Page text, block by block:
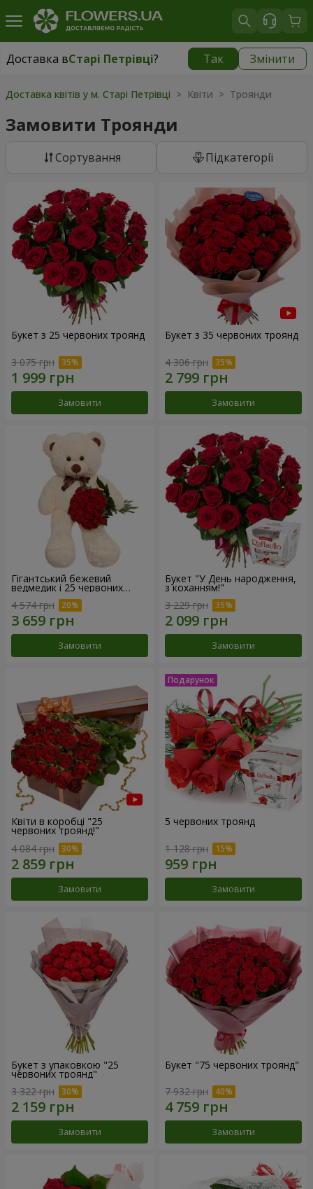
Доставка вСтарі Петрівці? Так Змінити
Доставка вСтарі Петрівці|безкоштовно
Доставка квітів у м. Старі Петрівці > Квіти > Троянди
Замовити Троянди
Сортування Підкатегорії
Букет з 25 червоних троянд
3 075 грн
Замовити
Букет з 35 червоних троянд
4 306 грн
Замовити
Гігантський бежевий
ведмедик і 25 червоних
троянд
4 574 грн
Замовити
Букет "У День народження,
з коханням!"
3 229 грн
Замовити
Квіти в коробці "25
червоних троянд!"
4 084 грн
Замовити
5 червоних троянд
1 128 грн
Замовити
Букет з упаковкою "25
червоних троянд"
3 322 грн
Замовити
Букет "75 червоних троянд"
7 932 грн
Замовити